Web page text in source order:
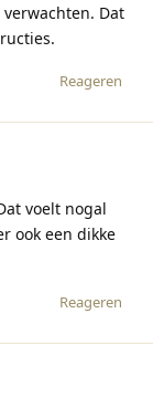
Dat
Reageren
voelt nogal
ook een dikke
Reageren